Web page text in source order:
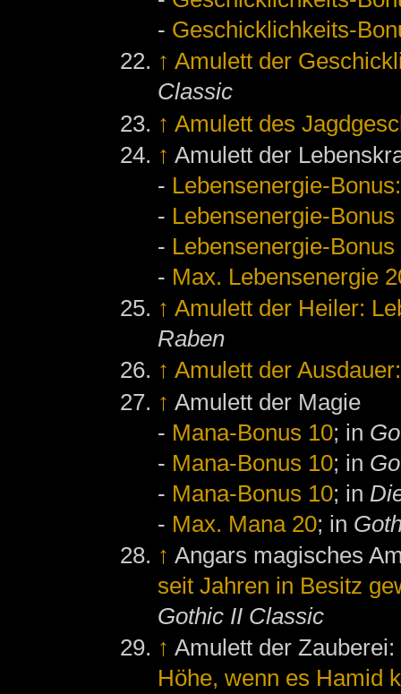
- Geschicklichkeits-
↑ Amulett der
Classic
↑ Amulett des
↑ Amulett der
- Lebensenergie-
- Lebensenergie-Bonus
- Lebensenergie-Bonus
- Max. Lebensenergie
↑ Amulett der Heiler:
Raben
↑ Amulett der
↑ Amulett der Magie
- Mana-Bonus 10; in
- Mana-Bonus 10; in
- Mana-Bonus 10; in
- Max. Mana 20; in
↑ Angars magisches
seit Jahren in Besitz
Gothic II Classic
↑ Amulett der Zauberei:
Höhe, wenn es Hamid